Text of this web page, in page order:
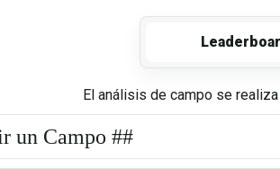
El análisis de campo se